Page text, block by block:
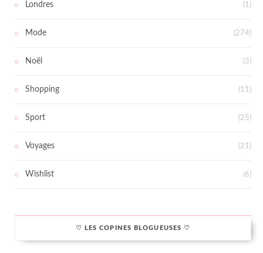
Londres (1)
Mode (274)
Noël (3)
Shopping (11)
Sport (25)
Voyages (21)
Wishlist (6)
♡ LES COPINES BLOGUEUSES ♡